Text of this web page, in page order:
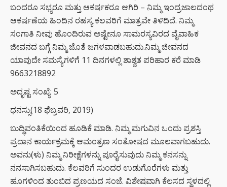
ಬಂದರೂ ಸಭ್ಯರೂ ಮತ್ತು ಆಕರ್ಷಕರೂ ಆಗಿರಿ – ನಿಮ್ಮ ಇಂದ್ರಜಾಲದಂಥ
ಆಕರ್ಷಣೆಯ ಹಿಂದಿನ ರಹಸ್ಯ ಕಲವರಿಗೆ ಮಾತ್ರವೇ ತಿಳಿದಿದೆ. ನಿಮ್ಮ
ಸಂಗಾತಿ ನೀವು ಹೊಂದಿರುವ ಅಷ್ಟೇನೂ ಸಾಮರಸ್ಯವಿರದ ವೈವಾಹಿಕ
ಜೀವನದ ಬಗ್ಗೆ ನಿಮ್ಮ ಜೊತೆ ಜಗಳವಾಡಬಹುದು.ನಿಮ್ಮ ಜೀವನದ
ಯಾವುದೇ ಸಮಸ್ಯೆಗಳಿಗೆ 11 ದಿನಗಳಲ್ಲಿ ಶಾಶ್ವತ ಪರಿಹಾರ ಕರೆ ಮಾಡಿ
9663218892
ಅದೃಷ್ಟ ಸಂಖ್ಯೆ: 5
ಧನಸ್ಸು(18 ಫೆಬ್ರವರಿ, 2019)
ಬುದ್ಧಿವಂತಿಕೆಯಿಂದ ಹೂಡಿಕೆ ಮಾಡಿ. ನಿಮ್ಮ ಮಗುವಿನ ಒಂದು ಪ್ರಶಸ್ತಿ
ಪ್ರದಾನ ಕಾರ್ಯಕ್ರಮಕ್ಕೆ ಆಮಂತ್ರಣ ಸಂತೋಷದ ಮೂಲವಾಗಬಹುದು.
ಅವನು(ಳು) ನಿಮ್ಮ ನಿರೀಕ್ಷೆಗಳನ್ನು ಪೂರೈಸುವುದು ನಿಮ್ಮ ಕನಸನ್ನು
ನನಸಾಗಿಸಬಹುದು. ಕೆಲವರಿಗೆ ಸುಂದರ ಉಡುಗೊರೆಗಳು ಮತ್ತು
ಹೂಗಳಿಂದ ತುಂಬಿದ ಪ್ರಣಯದ ಸಂಜೆ. ವಿಶೇಷವಾಗಿ ಕೆಲಸದ ಸ್ಥಳದಲ್ಲಿ